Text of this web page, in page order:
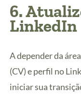
6.
LinkedIn
A depender da
(CV) e perfil no
iniciar sua